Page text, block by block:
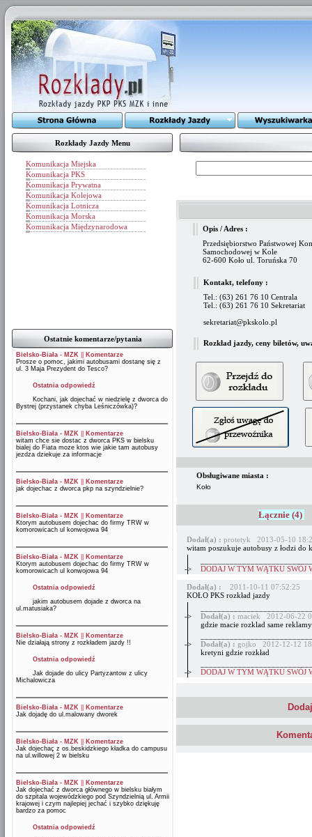
Rozkłady Jazdy Menu
Komunikacja Miejska
Komunikacja PKS
Komunikacja Prywatna
Komunikacja Kolejowa
Komunikacja Lotnicza
Komunikacja Morska
Komunikacja Międzynarodowa
Ostatnie komentarze/pytania
Bielsko-Biała - MZK
Komentarze
Prosze o pomoc, jakimi autobusami dostanę się z
ul. 3 Maja Prezydent do Tesco?
Ostatnia odpowiedź
Kochani, jak dojechać w niedzielę z dworca do
Bystrej (przystanek chyba Leśniczówka)?
Bielsko-Biała - MZK
Komentarze
witam chce sie dostac z dworca PKS w bielsku
bialej do Fiata moze ktos wie jakie tam autobusy
jezdza dziekuje za informacje
Bielsko-Biała - MZK
Komentarze
jak dojechac z dworca pkp na szyndzielnie?
Bielsko-Biała - MZK
Komentarze
Ktorym autobusem dojechac do firmy TRW w
komorowicach ul konwojowa 94
Bielsko-Biała - MZK
Komentarze
Ktorym autobusem dojechac do firmy TRW w
komorowicach ul konwojowa 94
Ostatnia odpowiedź
jakim autobusem dojade z dworca na
ul.matusiaka?
Bielsko-Biała - MZK
Komentarze
Nie działają strony z rozkładem jazdy !!
Ostatnia odpowiedź
Jak dojade do ulicy Partyzantow z ulicy
Michalowicza
Bielsko-Biała - MZK
Komentarze
Jak dojadę do ul.malowany dworek
Bielsko-Biała - MZK
Komentarze
Jak dojechaç z os.beskidzkiego kładka do campusu
na ul.willowej 2 w bielsku
Bielsko-Biała - MZK
Komentarze
Jak dojechać z dworca głównego w bielsku białym
do szpitala wojewódzkiego pod Szyndzielnią ul. Armii
krajowej i czym najlepiej jechać i szybko dziękuję
bardzo za pomoc
Ostatnia odpowiedź
Opis / Adres :
Przedsiębiorstwo Państwowej
Samochodowej w Kole
62-600 Koło ul. Toruńska 70
Kontakt, telefony :
Tel.: (63) 261 76 10 Centrala
Tel.: (63) 261 76 10 Sekretariat
sekretariat@pkskolo.pl
Rozkład jazdy, ceny biletów,
Obsługiwane miasta :
Koło
Łącznie (4)
Dodał(a) : protetyk 2013-05-10
witam poszukuje autobusy z łodzi do
->
DODAJ W TYM WĄTKU SWÓJ
Dodał(a) :
2011-10-11 07:52:25
KOŁO PKS rozkład jazdy
->
Dodał(a) : maciek 2012-06-22
gdzie macie rozklad same
->
Dodał(a) : gojko 2012-12-12
kretyni gdzie rozkład
->
DODAJ W TYM WĄTKU SWÓJ